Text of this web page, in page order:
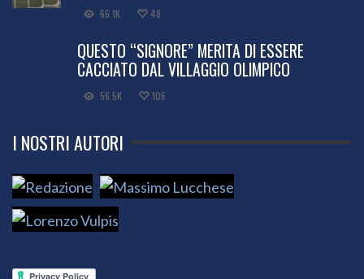
66.1K 48
QUESTO “SIGNORE” MERITA DI ESSERE
CACCIATO DAL VILLAGGIO OLIMPICO
56.5K 106
I NOSTRI AUTORI